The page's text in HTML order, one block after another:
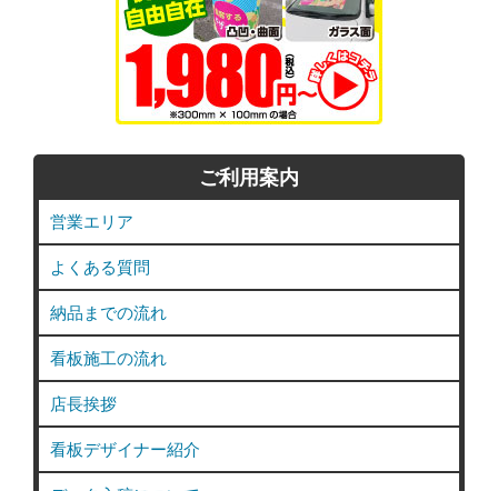
ご利用案内
営業エリア
よくある質問
納品までの流れ
看板施工の流れ
店長挨拶
看板デザイナー紹介